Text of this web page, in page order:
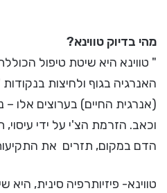
מהי בדיוק טווינא?
" טווינא היא שיטת טיפול
האנרגיה בגוף ולחיצות
(אנרגית החיים) בערוצים אלו
וכאב. הזרמת הצ'י על ידי
הדם במקום, תזרים את
טווינא- פיזיותרפיה סינית, היא